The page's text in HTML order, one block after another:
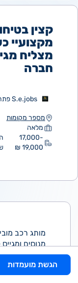
קצין
מקצועיי
חברה
S.e.jobs פתרונות גיוס מתקדמים
מספר מקומות
מלאה
17,000-
19,000 ₪
מותג רכב
מנוסים
השפעה רחבה
במסגרת
הבטיחות
הגשת מועמדות